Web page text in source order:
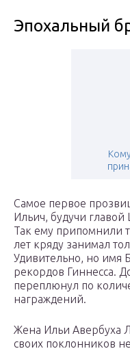
Эпохальный
Самое первое
Ильич, будучи
Так ему припомнили
лет кряду занимал
Удивительно, но имя
рекордов Гиннесса.
переплюнул по
награждений.
Жена Ильи Авербуха
своих поклонников